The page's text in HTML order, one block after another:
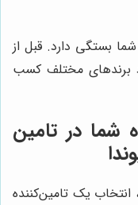
بستگی دارد. قبل از
برندهای مختلف کسب
شما در تامین
انتخاب یک تامین‌کننده